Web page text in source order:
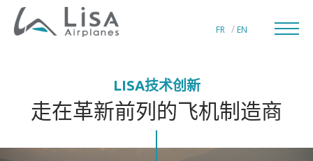
FR EN
私人飞机制造商
LISA技术创新
走在革新前列的飞机制造商